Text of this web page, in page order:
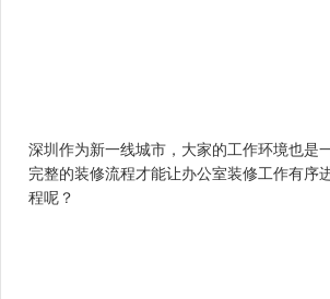
深圳作为新一线城市，大家的工作环境也是一流
完整的装修流程才能让办公室装修工作有序进
程呢？